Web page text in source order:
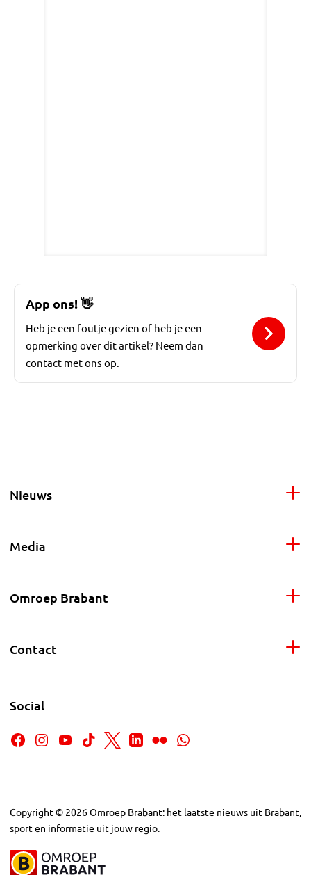
App ons!👋
Heb je een foutje gezien of heb je een
opmerking over dit artikel? Neem dan
contact met ons op.
Nieuws
Media
Omroep Brabant
Contact
Social
Copyright © 2026Omroep Brabant: het laatste nieuws uit Brabant,
sport en informatie uit jouw regio.